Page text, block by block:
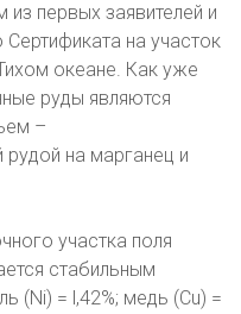
первых заявителей и
на участок
океане. Как уже
руды являются
–
на марганец и
участка поля
стабильным
(Ni) = l,42%; медь (Сu) =